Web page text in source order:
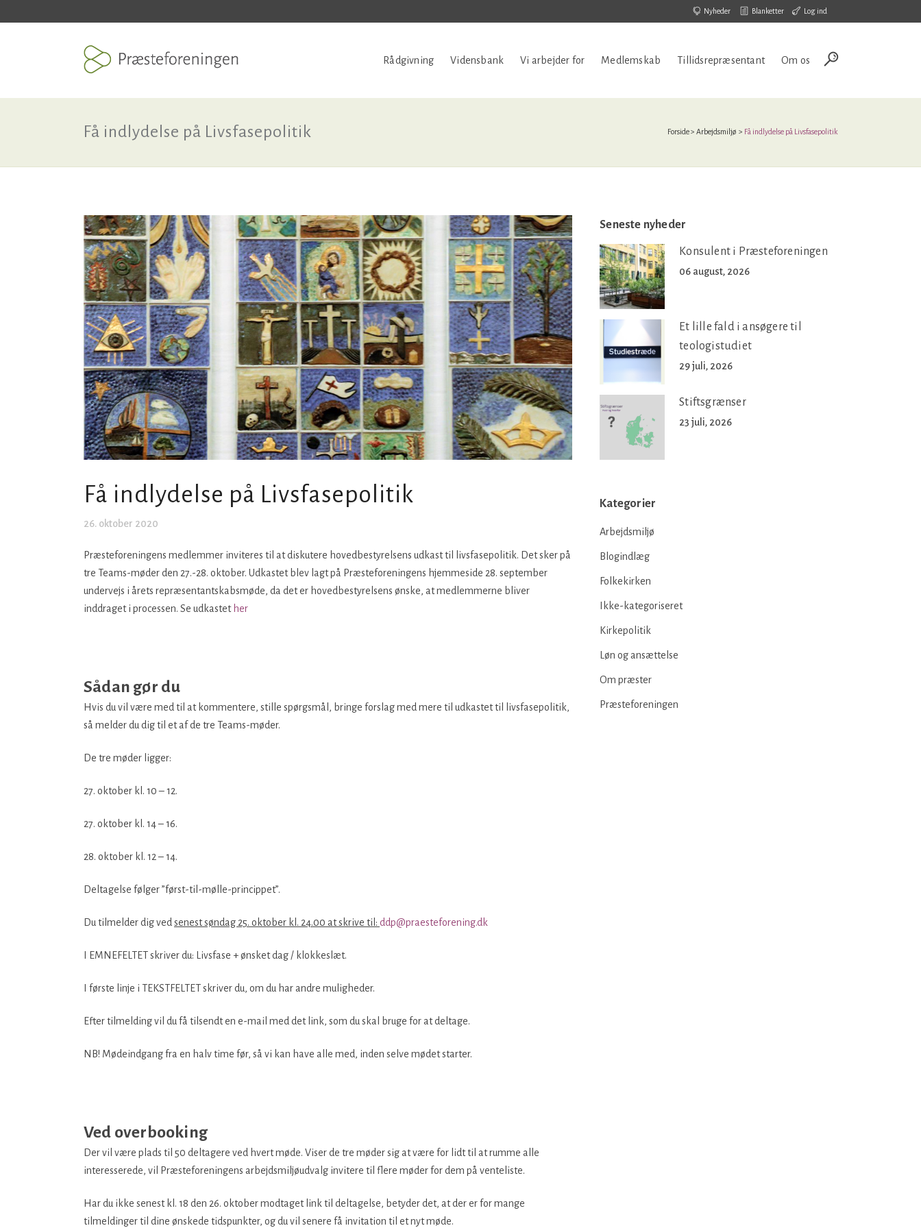
Nyheder Blanketter Log ind
Rådgivning Vidensbank Vi arbejder for Medlemskab Tillidsrepræsentant Om os
Få indlydelse på Livsfasepolitik Forside> Arbejdsmiljø > Få indlydelse på Livsfasepolitik
Få indlydelse på Livsfasepolitik
26. oktober 2020
Præsteforeningens medlemmer inviteres til at diskutere hovedbestyrelsens udkast til livsfasepolitik. Det sker på
tre Teams-møder den 27.-28. oktober. Udkastet blev lagt på Præsteforeningens hjemmeside 28. september
undervejs i årets repræsentantskabsmøde, da det er hovedbestyrelsens ønske, at medlemmerne bliver
inddraget i processen. Se udkastet her
Sådan gør du
Hvis du vil være med til at kommentere, stille spørgsmål, bringe forslag med mere til udkastet til livsfasepolitik,
så melder du dig til et af de tre Teams-møder.
De tre møder ligger:
27. oktober kl. 10 – 12.
27. oktober kl. 14 – 16.
28. oktober kl. 12 – 14.
Deltagelse følger ”først-til-mølle-princippet”.
Du tilmelder dig ved senest søndag 25. oktober kl. 24.00 at skrive til: ddp@praesteforening.dk
I EMNEFELTET skriver du: Livsfase + ønsket dag / klokkeslæt.
I første linje i TEKSTFELTET skriver du, om du har andre muligheder.
Efter tilmelding vil du få tilsendt en e-mail med det link, som du skal bruge for at deltage.
NB! Mødeindgang fra en halv time før, så vi kan have alle med, inden selve mødet starter.
Ved overbooking
Der vil være plads til 50 deltagere ved hvert møde. Viser de tre møder sig at være for lidt til at rumme alle
interesserede, vil Præsteforeningens arbejdsmiljøudvalg invitere til flere møder for dem på venteliste.
Har du ikke senest kl. 18 den 26. oktober modtaget link til deltagelse, betyder det, at der er for mange
tilmeldinger til dine ønskede tidspunkter, og du vil senere få invitation til et nyt møde.
Seneste nyheder
Konsulent i Præsteforeningen
06 august, 2026
Et lille fald i ansøgere til
teologistudiet
29 juli, 2026
Stiftsgrænser
23 juli, 2026
Kategorier
Arbejdsmiljø
Blogindlæg
Folkekirken
Ikke-kategoriseret
Kirkepolitik
Løn og ansættelse
Om præster
Præsteforeningen